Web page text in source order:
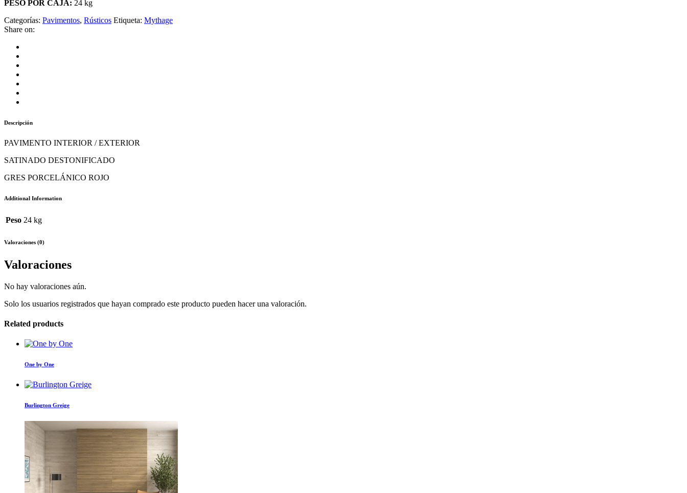
PESO POR CAJA: 24 kg
Categorías: Pavimentos, Rústicos Etiqueta: Mythage
Share on:
Descripción
PAVIMENTO INTERIOR / EXTERIOR
SATINADO DESTONIFICADO
GRES PORCELÁNICO ROJO
Additional Information
Peso 24 kg
Valoraciones (0)
Valoraciones
No hay valoraciones aún.
Solo los usuarios registrados que hayan comprado este producto pueden hacer una valoración.
Related products
One by One
Burlington Greige